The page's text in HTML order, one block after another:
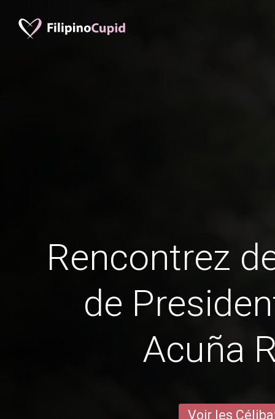
Rencontrez
de
Acuña
Voir les